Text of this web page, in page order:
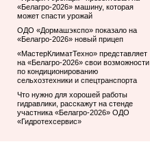
«Белагро-2026» машину, которая
может спасти урожай
ОДО «Дормашэкспо» показало на
«Белагро-2026» новый прицеп
«МастерКлиматТехно» представляет
на «Белагро-2026» свои возможности
по кондиционированию
сельхозтехники и спецтранспорта
Что нужно для хорошей работы
гидравлики, расскажут на стенде
участника «Белагро-2026» ОДО
«Гидротехсервис»